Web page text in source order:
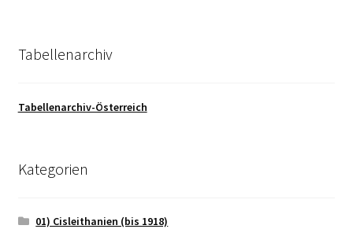
Tabellenarchiv
Tabellenarchiv-Österreich
Kategorien
01) Cisleithanien (bis 1918)